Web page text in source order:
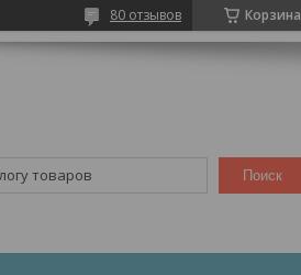
Корзина
80 отзывов
Поиск